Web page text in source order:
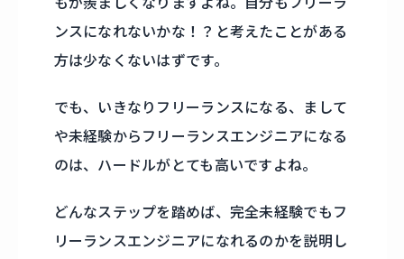
ンスになれないかな！？と考えたことがある
方は少なくないはずです。
でも、いきなりフリーランスになる、まして
や未経験からフリーランスエンジニアになる
のは、ハードルがとても高いですよね。
どんなステップを踏めば、完全未経験でもフ
リーランスエンジニアになれるのかを説明し